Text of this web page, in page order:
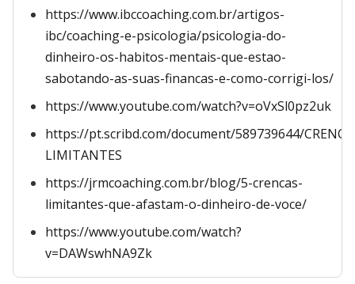
https://www.ibccoaching.com.br/artigos-
ibc/coaching-e-psicologia/psicologia-do-
dinheiro-os-habitos-mentais-que-estao-
sabotando-as-suas-financas-e-como-corrigi-los/
https://www.youtube.com/watch?v=oVxSl0pz2uk
https://pt.scribd.com/document/589739644/
LIMITANTES
https://jrmcoaching.com.br/blog/5-crencas-
limitantes-que-afastam-o-dinheiro-de-voce/
https://www.youtube.com/watch?
v=DAWswhNA9Zk